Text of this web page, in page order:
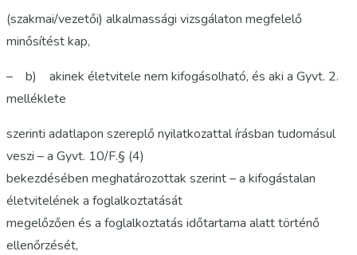
(szakmai/vezetői) alkalmassági vizsgálaton megfelelő
minősítést kap,
– b) akinek életvitele nem kifogásolható, és aki a Gyvt. 2.
melléklete
szerinti adatlapon szereplő nyilatkozattal írásban tudomásul
veszi – a Gyvt. 10/F.§ (4)
bekezdésében meghatározottak szerint – a kifogástalan
életvitelének a foglalkoztatását
megelőzően és a foglalkoztatás időtartama alatt történő
ellenőrzését,